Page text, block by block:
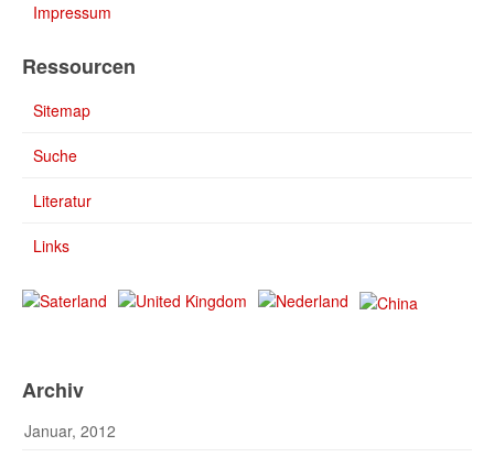
Impressum
Ressourcen
Sitemap
Suche
Literatur
Links
Archiv
Januar, 2012